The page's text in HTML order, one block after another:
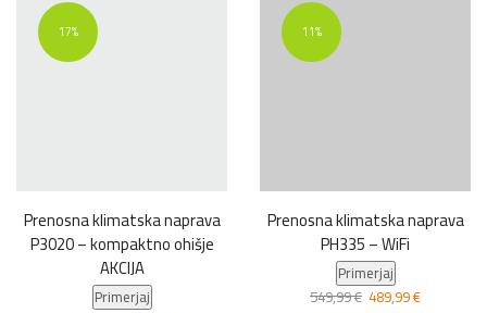
17%
Prenosna klimatska naprava
P3020 – kompaktno ohišje
AKCIJA
Primerjaj
11%
Prenosna klimatska naprava
PH335 – WiFi
Primerjaj
549,99€ Izvirna
489,99€Trenutna